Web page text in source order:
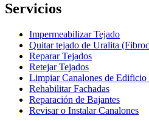
Servicios
Impermeabilizar Tejado
Quitar tejado de Uralita
Reparar Tejados
Retejar Tejados
Limpiar Canalones de
Rehabilitar Fachadas
Reparación de Bajantes
Revisar o Instalar Canalones